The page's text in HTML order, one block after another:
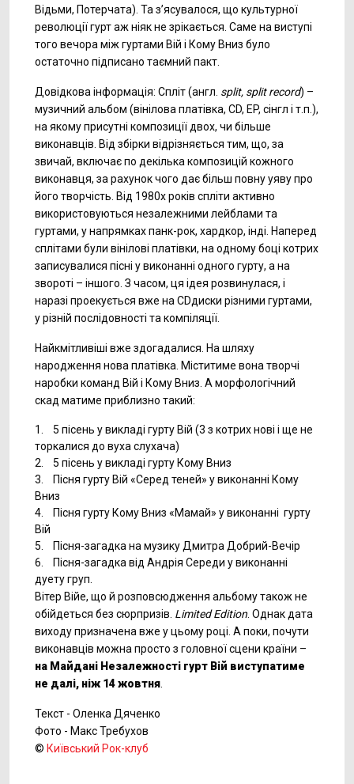
Відьми, Потерчата). Та з’ясувалося, що культурної
революції гурт аж ніяк не зрікається. Саме на виступі
того вечора між гуртами Вій і Кому Вниз було
остаточно підписано таємний пакт.
Довідкова інформація: Спліт (англ. split, split record) –
музичний альбом (вінілова платівка, СD, EP, сінгл і т.п.),
на якому присутні композиції двох, чи більше
виконавців. Від збірки відрізняється тим, що, за
звичай, включає по декілька композицій кожного
виконавця, за рахунок чого дає більш повну уяву про
його творчість. Від 1980х років спліти активно
використовуються незалежними лейблами та
гуртами, у напрямках панк-рок, хардкор, інді. Наперед
сплітами були вінілові платівки, на одному боці котрих
записувалися пісні у виконанні одного гурту, а на
звороті – іншого. З часом, ця ідея розвинулася, і
наразі проекується вже на CDдиски різними гуртами,
у різній послідовності та компіляції.
Найкмітливіші вже здогадалися. На шляху
народження нова платівка. Міститиме вона творчі
наробки команд Вій і Кому Вниз. А морфологічний
скад матиме приблизно такий:
1. 5 пісень у викладі гурту Вій (3 з котрих нові і ще не
торкалися до вуха слухача)
2. 5 пісень у викладі гурту Кому Вниз
3. Пісня гурту Вій «Серед теней» у виконанні Кому
Вниз
4. Пісня гурту Кому Вниз «Мамай» у виконанні гурту
Вій
5. Пісня-загадка на музику Дмитра Добрий-Вечір
6. Пісня-загадка від Андрія Середи у виконанні
дуету груп.
Вітер Війе, що й розповсюдження альбому також не
обійдеться без сюрпризів. Limited Edition . Однак дата
виходу призначена вже у цьому році. А поки, почути
виконавців можна просто з головної сцени країни –
на Майдані Незалежності гурт Вій виступатиме
не далі, ніж 14 жовтня
Текст - Оленка Дяченко
Фото - Макс Требухов
© Київський Рок-клуб